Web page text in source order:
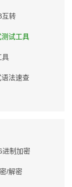
互转
试工具
具
法速查
进制加密
/解密